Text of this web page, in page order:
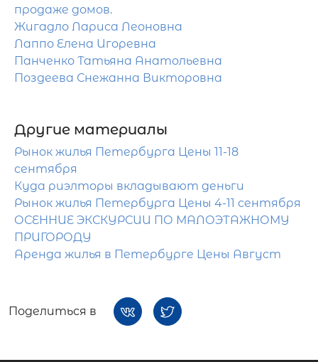
продаже домов.
Жигадло Лариса Леоновна
Лаппо Елена Игоревна
Панченко Татьяна Анатольевна
Поздеева Снежанна Викторовна
Другие материалы
Рынок жилья Петербурга Цены 11-18
сентября
Куда риэлторы вкладывают деньги
Рынок жилья Петербурга Цены 4-11 сентября
ОСЕННИЕ ЭКСКУРСИИ ПО МАЛОЭТАЖНОМУ
ПРИГОРОДУ
Аренда жилья в Петербурге Цены Август
Поделиться в